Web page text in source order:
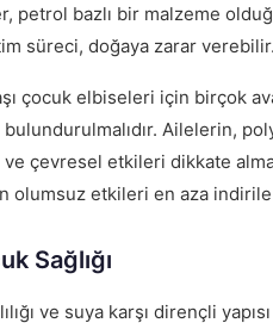
petrol bazlı bir malzeme
süreci, doğaya zarar
çocuk elbiseleri için birçok
Ailelerin,
çevresel etkileri dikkate
olumsuz etkileri en aza
Sağlığı
ve suya karşı dirençli